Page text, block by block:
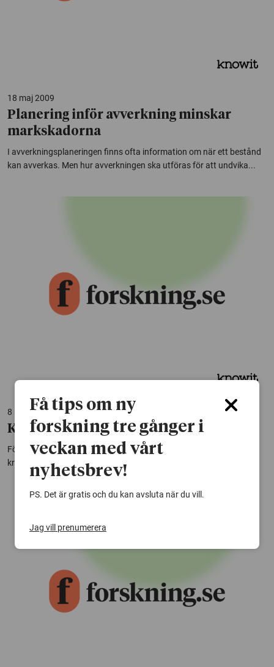
18 maj 2009
Planering inför avverkning minskar
markskadorna
I avverkningsplaneringen finns ofta information om när ett bestånd
kan avverkas. Men hur avverkningen ska utföras för att undvika...
8 maj 2009
Klenträdshantering kan utvecklas mer
För att det ska vara lönsamt att ta ut skogsbränsle i klena bestånd
krävs en effektiv hantering vid avverkningen. Skogforsk...
Få tips om ny
forskning tre gånger i
veckan med vårt
nyhetsbrev!
PS. Det är gratis och du kan avsluta när du vill.
Jag vill prenumerera